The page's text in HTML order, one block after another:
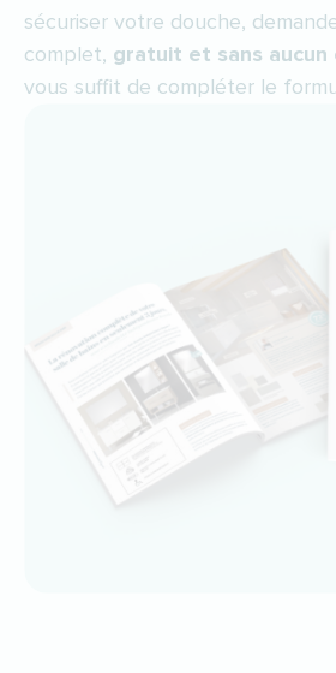
sécuriser votre douche,
complet, gratuit et sans aucun
vous suffit de compléter le